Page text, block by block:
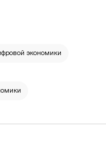
экономики